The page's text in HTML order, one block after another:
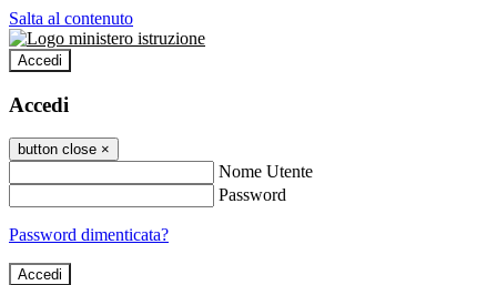
Salta al contenuto
Accedi
Accedi
button close ×
Nome Utente
Password
Password dimenticata?